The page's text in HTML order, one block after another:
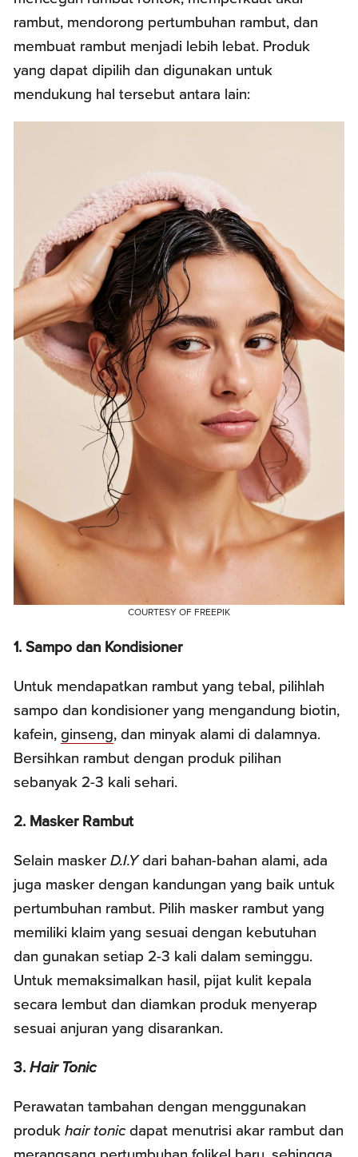
rambut, mendorong pertumbuhan rambut, dan
membuat rambut menjadi lebih lebat. Produk
yang dapat dipilih dan digunakan untuk
mendukung hal tersebut antara lain:
COURTESY OF FREEPIK
1. Sampo dan Kondisioner
Untuk mendapatkan rambut yang tebal, pilihlah
sampo dan kondisioner yang mengandung biotin,
kafein,ginseng, dan minyak alami di dalamnya.
Bersihkan rambut dengan produk pilihan
sebanyak 2-3 kali sehari.
2. Masker Rambut
Selain maskerD.I.Ydari bahan-bahan alami, ada
juga masker dengan kandungan yang baik untuk
pertumbuhan rambut. Pilih masker rambut yang
memiliki klaim yang sesuai dengan kebutuhan
dan gunakan setiap 2-3 kali dalam seminggu.
Untuk memaksimalkan hasil, pijat kulit kepala
secara lembut dan diamkan produk menyerap
sesuai anjuran yang disarankan.
3.Hair Tonic
Perawatan tambahan dengan menggunakan
produk hair tonicdapat menutrisi akar rambut dan